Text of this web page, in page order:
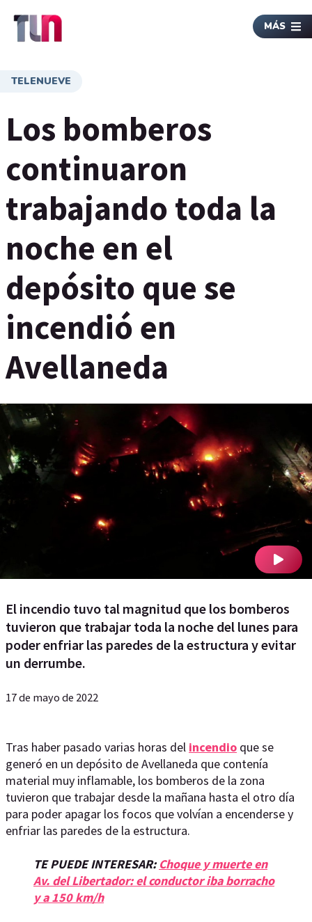
MÁS
TELENUEVE
Los bomberos
continuaron
trabajando toda la
noche en el
depósito que se
incendió en
Avellaneda
El incendio tuvo tal magnitud que los bomberos
tuvieron que trabajar toda la noche del lunes para
poder enfriar las paredes de la estructura y evitar
un derrumbe.
17 de mayo de 2022
Tras haber pasado varias horas del incendio que se
generó en un depósito de Avellaneda que contenía
material muy inflamable, los bomberos de la zona
tuvieron que trabajar desde la mañana hasta el otro día
para poder apagar los focos que volvían a encenderse y
enfriar las paredes de la estructura.
TE PUEDE INTERESAR:Choque y muerte en
Av. del Libertador: el conductor iba borracho
y a 150 km/h